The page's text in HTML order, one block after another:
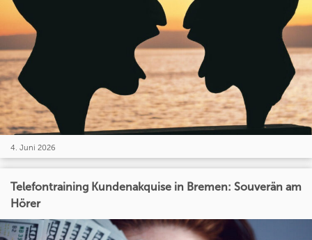
4. Juni 2026
Telefontraining Kundenakquise in Bremen: Souverän am
Hörer